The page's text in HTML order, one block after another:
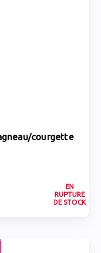
courgette
EN
RUPTURE
DE STOCK